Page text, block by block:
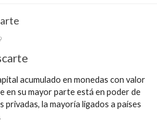
acumulado en monedas con valor
en su mayor parte está en poder de
la mayoría ligados a países